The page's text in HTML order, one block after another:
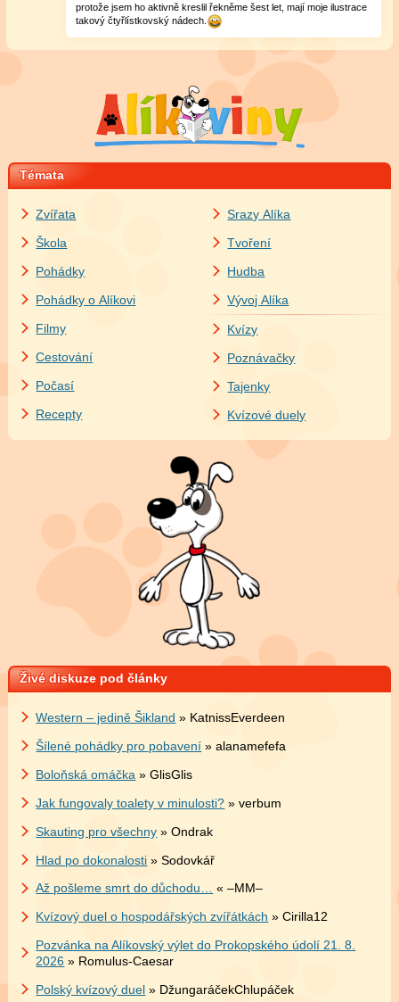
protože jsem ho aktivně kreslil řekněme šest let, mají moje ilustrace
takový čtyřlístkovský nádech.
Témata
Zvířata
Škola
Pohádky
Pohádky o Alíkovi
Filmy
Cestování
Počasí
Recepty
Srazy Alíka
Tvoření
Hudba
Vývoj Alíka
Kvízy
Poznávačky
Tajenky
Kvízové duely
Živé diskuze pod články
Western – jedině Šikland » KatnissEverdeen
Šílené pohádky pro pobavení » alanamefefa
Boloňská omáčka » GlisGlis
Jak fungovaly toalety v minulosti? » verbum
Skauting pro všechny » Ondrak
Hlad po dokonalosti » Sodovkář
Až pošleme smrt do důchodu… « –MM–
Kvízový duel o hospodářských zvířátkách » Cirilla12
Pozvánka na Alíkovský výlet do Prokopského údolí 21. 8.
2026 » Romulus-Caesar
Polský kvízový duel » DžungaráčekChlupáček